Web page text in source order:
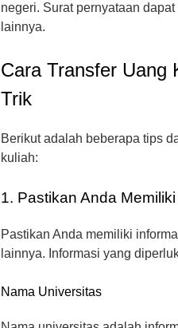
negeri. Surat pernyataan
lainnya.
Cara Transfer Uang
Trik
Berikut adalah beberapa tips
kuliah:
1. Pastikan Anda
Pastikan Anda memiliki
lainnya. Informasi yang
Nama Universitas